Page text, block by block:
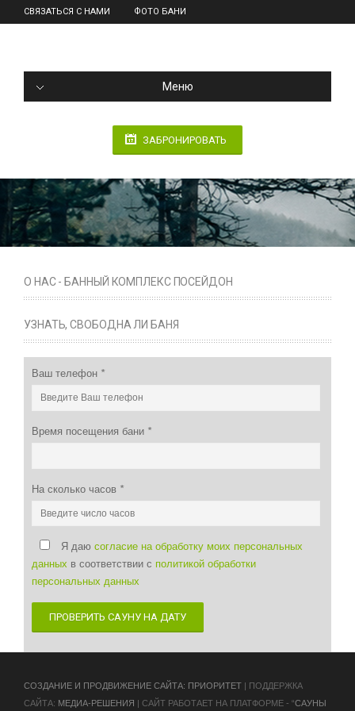
СВЯЗАТЬСЯ С НАМИ ФОТО БАНИ
Меню
ЗАБРОНИРОВАТЬ
О НАС - БАННЫЙ КОМПЛЕКС ПОСЕЙДОН
УЗНАТЬ, СВОБОДНА ЛИ БАНЯ
Ваш телефон *
Время посещения бани *
На сколько часов *
Я даю согласие на обработку моих персональных
данных в соответствии с политикой обработки
персональных данных
ПРОВЕРИТЬ САУНУ НА ДАТУ
CОЗДАНИЕ И ПРОДВИЖЕНИЕ САЙТА: ПРИОРИТЕТ | ПОДДЕРЖКА
САЙТА: МЕДИА-РЕШЕНИЯ | САЙТ РАБОТАЕТ НА ПЛАТФОРМЕ - “САУНЫ